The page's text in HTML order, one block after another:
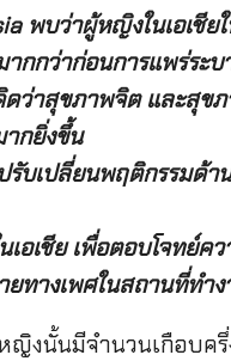
พบว่าผู้หญิงในเอเชีย
กกว่าก่อนการแพร่ระบ
ว่าสุขภาพจิต และสุข
กยิ่งขึ้น
บเปลี่ยนพฤติกรรมด้า
อเชีย เพื่อตอบโจท
างเพศในสถานที่ทำง
งนั้นมีจำนวนเกือบค